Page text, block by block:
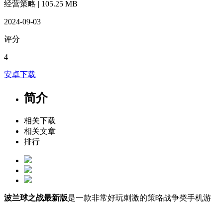
经营策略 | 105.25 MB
2024-09-03
评分
4
安卓下载
简介
相关下载
相关文章
排行
波兰球之战最新版是一款非常好玩刺激的策略战争类手机游